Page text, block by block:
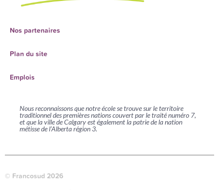
Nos partenaires
Plan du site
Emplois
Nous reconnaissons que notre école se trouve sur le territoire
traditionnel des premières nations couvert par le traité numéro 7,
et que la ville de Calgary est également la patrie de la nation
métisse de l’Alberta région 3.
© Francosud 2026